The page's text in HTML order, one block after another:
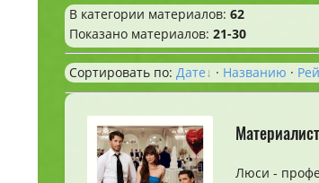
В категории материалов: 62
Показано материалов: 21-30
Сортировать по: Дате · Названию ·
Люси -